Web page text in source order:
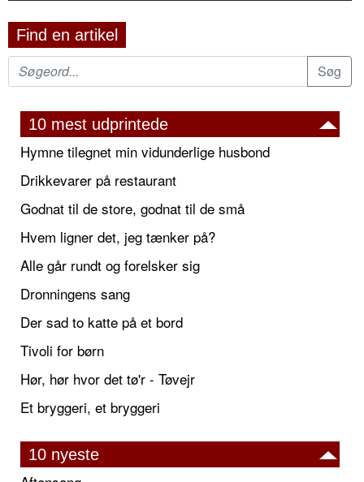
Find en artikel
10 mest udprintede
Hymne tilegnet min vidunderlige husbond
Drikkevarer på restaurant
Godnat til de store, godnat til de små
Hvem ligner det, jeg tænker på?
Alle går rundt og forelsker sig
Dronningens sang
Der sad to katte på et bord
Tivoli for børn
Hør, hør hvor det tø'r - Tøvejr
Et bryggeri, et bryggeri
10 nyeste